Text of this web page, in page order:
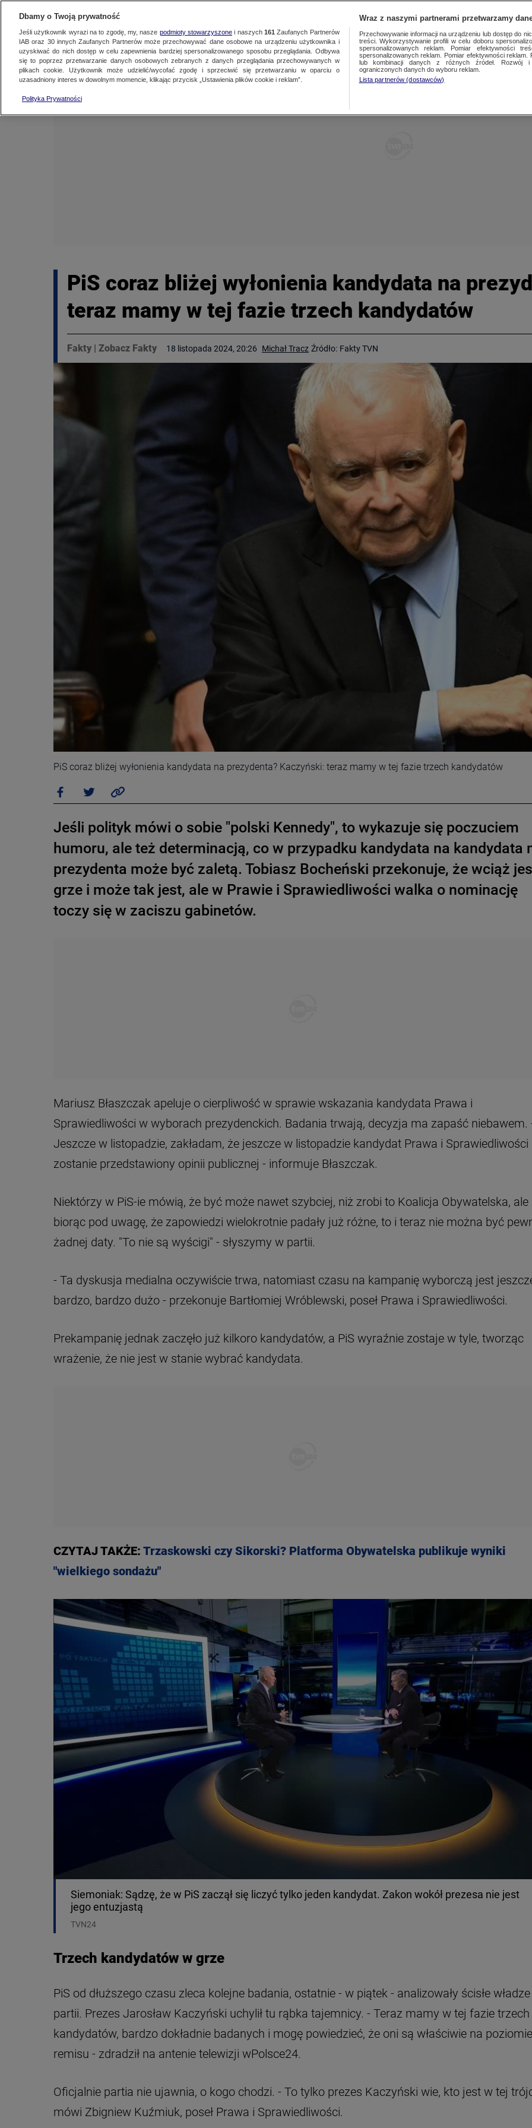
FAKTY PO FAKTACH FAKTY O ŚWIECIE
PiS coraz bliżej wyłonienia kandydata na
teraz mamy w tej fazie trzech kandydatów
Fakty | Zobacz Fakty 18 listopada 2024, 20:26 Michał Tracz Źródło: Fakty TVN
PiS coraz bliżej wyłonienia kandydata na prezydenta? Kaczyński: teraz mamy w tej fazie trzech kandydatów
Jeśli polityk mówi o sobie "polski Kennedy", to wykazuje się poczuciem
humoru, ale też determinacją, co w przypadku kandydata na kandydata
prezydenta może być zaletą. Tobiasz Bocheński przekonuje, że wciąż
grze i może tak jest, ale w Prawie i Sprawiedliwości walka o nominację
toczy się w zaciszu gabinetów.
Mariusz Błaszczak apeluje o cierpliwość w sprawie wskazania kandydata Prawa i
Sprawiedliwości w wyborach prezydenckich. Badania trwają, decyzja ma zapaść niebawem.
Jeszcze w listopadzie, zakładam, że jeszcze w listopadzie kandydat Prawa i Sprawiedliwości
zostanie przedstawiony opinii publicznej - informuje Błaszczak.
Niektórzy w PiS-ie mówią, że być może nawet szybciej, niż zrobi to Koalicja Obywatelska, ale
biorąc pod uwagę, że zapowiedzi wielokrotnie padały już różne, to i teraz nie można być
żadnej daty. "To nie są wyścigi" - słyszymy w partii.
- Ta dyskusja medialna oczywiście trwa, natomiast czasu na kampanię wyborczą jest
bardzo, bardzo dużo - przekonuje Bartłomiej Wróblewski, poseł Prawa i Sprawiedliwości.
Prekampanię jednak zaczęło już kilkoro kandydatów, a PiS wyraźnie zostaje w tyle, tworząc
wrażenie, że nie jest w stanie wybrać kandydata.
CZYTAJ TAKŻE: Trzaskowski czy Sikorski? Platforma Obywatelska publikuje wyniki
"wielkiego sondażu"
Siemoniak: Sądzę, że w PiS zaczął się liczyć tylko jeden kandydat. Zakon wokół prezesa nie jest
jego entuzjastą
TVN24
Trzech kandydatów w grze
PiS od dłuższego czasu zleca kolejne badania, ostatnie - w piątek - analizowały ścisłe władze
partii. Prezes Jarosław Kaczyński uchylił tu rąbka tajemnicy. - Teraz mamy w tej fazie trzech
kandydatów, bardzo dokładnie badanych i mogę powiedzieć, że oni są właściwie na poziomie
remisu - zdradził na antenie telewizji wPolsce24.
Oficjalnie partia nie ujawnia, o kogo chodzi. - To tylko prezes Kaczyński wie, kto jest w tej
mówi Zbigniew Kuźmiuk, poseł Prawa i Sprawiedliwości.
Dbamy o Twoją prywatność
Jeśli użytkownik wyrazi na to zgodę, my, nasze podmioty stowarzyszonei naszych 161 Zaufanych Partnerów
IAB oraz 30innych Zaufanych Partnerów może przechowywać dane osobowe na urządzeniu użytkownika i
uzyskiwać do nich dostęp w celu zapewnienia bardziej spersonalizowanego sposobu przeglądania. Odbywa
się to poprzez przetwarzanie danych osobowych zebranych z danych przeglądania przechowywanych w
plikach cookie. Użytkownik może udzielić/wycofać zgodę i sprzeciwić się przetwarzaniu w oparciu o
uzasadniony interes w dowolnym momencie, klikając przycisk „Ustawienia plików cookie i reklam”.
Polityka Prywatności
Wraz z naszymi partnerami przetwarzamy
Przechowywanie informacji na urządzeniu lub dostęp do
treści. Wykorzystywanie profili w celu doboru
spersonalizowanych reklam. Pomiar efektywności
spersonalizowanych reklam. Pomiar efektywności
lub kombinacji danych z różnych źródeł. Rozwój i
ograniczonych danych do wyboru reklam.
Lista partnerów (dostawców)